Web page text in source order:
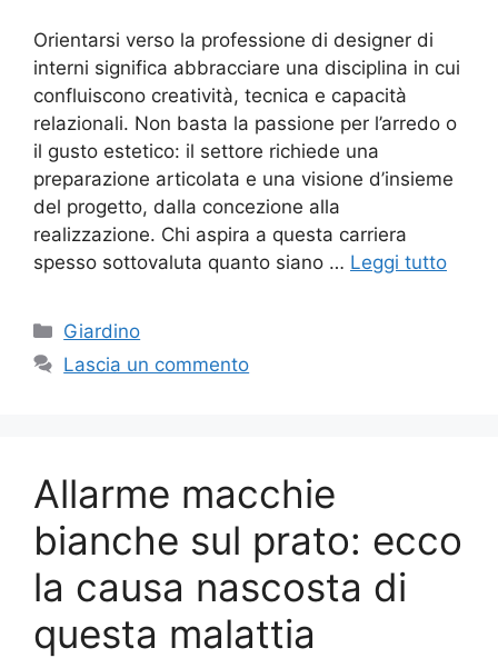
Orientarsi verso la professione di designer di
interni significa abbracciare una disciplina in cui
confluiscono creatività, tecnica e capacità
relazionali. Non basta la passione per l’arredo o
il gusto estetico: il settore richiede una
preparazione articolata e una visione d’insieme
del progetto, dalla concezione alla
realizzazione. Chi aspira a questa carriera
spesso sottovaluta quanto siano … Leggi tutto
Categorie
Giardino
Lascia un commento
Allarme macchie
bianche sul prato: ecco
la causa nascosta di
questa malattia